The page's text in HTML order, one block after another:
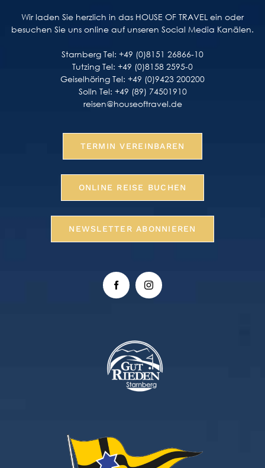
Wir laden Sie herzlich in das HOUSE OF TRAVEL ein oder
besuchen Sie uns online auf unseren Social Media Kanälen.
Starnberg Tel: +49 (0)8151 26866-10
Tutzing Tel: +49 (0)8158 2595-0
Geiselhöring Tel: +49 (0)9423 200200
Solln Tel: +49 (89) 74501910
reisen@houseoftravel.de
TERMIN VEREINBAREN
ONLINE REISE BUCHEN
NEWSLETTER ABONNIEREN